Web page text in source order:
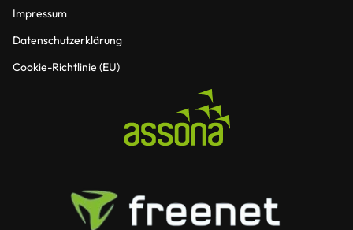
Impressum
Datenschutzerklärung
Cookie-Richtlinie (EU)